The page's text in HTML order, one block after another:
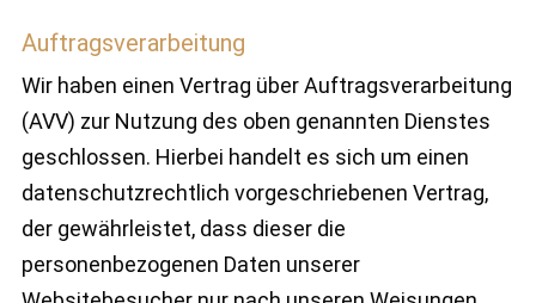
Auftragsverarbeitung
Wir haben einen Vertrag über Auftragsverarbeitung
(AVV) zur Nutzung des oben genannten Dienstes
geschlossen. Hierbei handelt es sich um einen
datenschutzrechtlich vorgeschriebenen Vertrag,
der gewährleistet, dass dieser die
personenbezogenen Daten unserer